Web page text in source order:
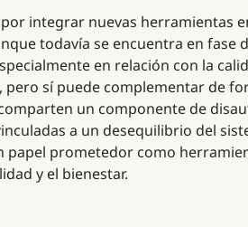
integrar nuevas herramientas
todavía se encuentra en fase
en relación con la
sí puede complementar de
un componente de
a un desequilibrio del
papel prometedor como
y el bienestar.